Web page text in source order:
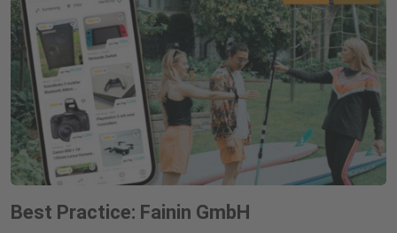
Best Practice: Fainin GmbH